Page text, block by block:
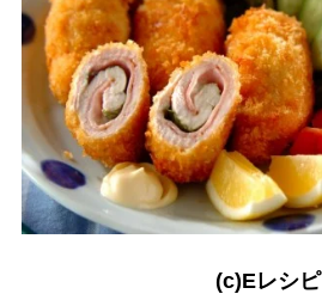
(c)Eレシピ